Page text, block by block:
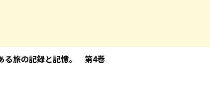
る旅の記録と記憶。 第4巻